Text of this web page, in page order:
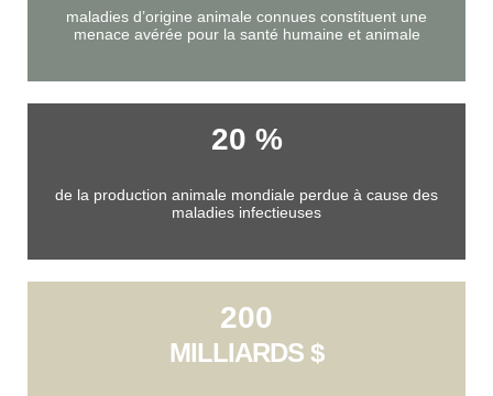
maladies d’origine animale connues constituent une
menace avérée pour la santé humaine et animale
20 %
de la production animale mondiale perdue à cause des
maladies infectieuses
200
MILLIARDS $